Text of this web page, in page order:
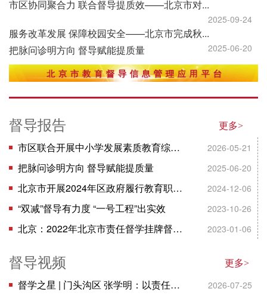
市区协同聚合力 联合督导提质效——北京市对...
2025-09-24
服务改革发展 保障校园安全——北京市完成秋...
2025-06-20
把脉问诊明方向 督导赋能提质量
督导报告 更多>
2026-05-21
市区联合开展中小学发展素质教育综合督导和体...
2025-06-20
把脉问诊明方向 督导赋能提质量
2024-12-06
北京市开展2024年区政府履行教育职责综合督导...
2023-10-26
“双减”督导有力度 “一号工程”出实效
2023-01-06
北京：2022年北京市责任督学挂牌督导工作经验...
督导视频 更多>
2026-07-25
督学之星 | 门头沟区 张学明：以责任为舵 做...